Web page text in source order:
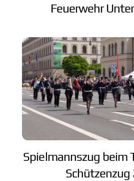
Feuerwehr
Spielmannszug beim
Schützenzug